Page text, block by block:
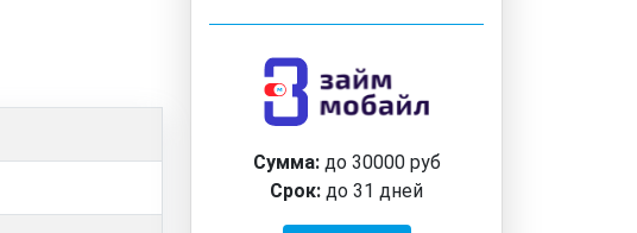
Сумма:до 30000 руб
Срок: до 31 дней